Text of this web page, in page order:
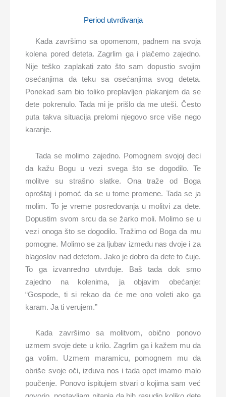
Period utvrđivanja
Kada završimo sa opomenom, padnem na svoja
kolena pored deteta. Zagrlim ga i plačemo zajedno.
Nije teško zaplakati zato što sam dopustio svojim
osećanjima da teku sa osećanjima svog deteta.
Ponekad sam bio toliko preplavljen plakanjem da se
dete pokrenulo. Tada mi je prišlo da me uteši. Često
puta takva situacija prelomi njegovo srce više nego
karanje.
Tada se molimo zajedno. Pomognem svojoj deci
da kažu Bogu u vezi svega što se dogodilo. Te
molitve su strašno slatke. Ona traže od Boga
oproštaj i pomoć da se u tome promene. Tada se ja
molim. To je vreme posredovanja u molitvi za dete.
Dopustim svom srcu da se žarko moli. Molimo se u
vezi onoga što se dogodilo. Tražimo od Boga da mu
pomogne. Molimo se za ljubav između nas dvoje i za
blagoslov nad detetom. Jako je dobro da dete to čuje.
To ga izvanredno utvrđuje. Baš tada dok smo
zajedno na kolenima, ja objavim obećanje:
“Gospode, ti si rekao da će me ono voleti ako ga
karam. Ja ti verujem.”
Kada završimo sa molitvom, obično ponovo
uzmem svoje dete u krilo. Zagrlim ga i kažem mu da
ga volim. Uzmem maramicu, pomognem mu da
obriše svoje oči, izduva nos i tada opet imamo malo
poučenje. Ponovo ispitujem stvari o kojima sam već